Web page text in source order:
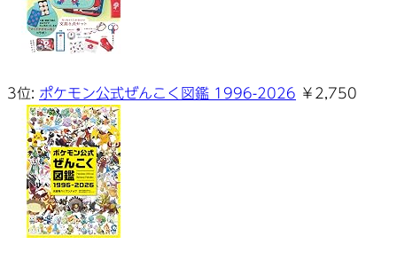
3位: ポケモン公式ぜんこく図鑑 1996-2026 ￥2,750